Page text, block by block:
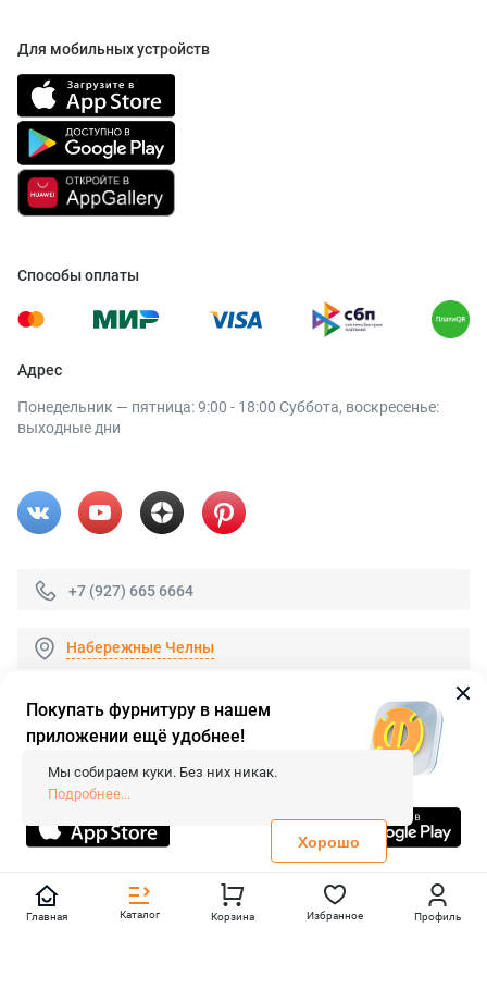
Для мобильных устройств
Способы оплаты
Адрес
Понедельник — пятница: 9:00 - 18:00 Суббота, воскресенье:
выходные дни
+7 (927) 665 6664
Набережные Челны
© 2026 «FieraShop.ru»
Сопровождение сайта
- Вебформат.
Все права защищены.
Не является публичной офертой
Политика конфиденциальности
Главная Каталог Корзина Избранное Профиль
Покупать фурнитуру в нашем
приложении ещё удобнее!
Мы собираем куки. Без них никак.
Подробнее...
Хорошо